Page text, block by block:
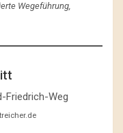
Wegeführung,